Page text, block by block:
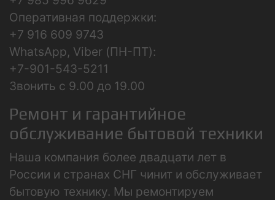
Оперативная поддержки:
+7 916 609 9743
WhatsApp, Viber (ПН-ПТ):
+7-901-543-5211
Звонить с 9.00 до 19.00
Ремонт и гарантийное
обслуживание бытовой техники
Наша компания более двадцати лет в
России и странах СНГ чинит и обслуживает
бытовую технику. Мы ремонтируем